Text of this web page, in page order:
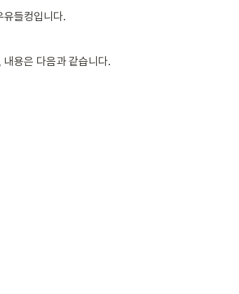
들컹입니다.
용은 다음과 같습니다.